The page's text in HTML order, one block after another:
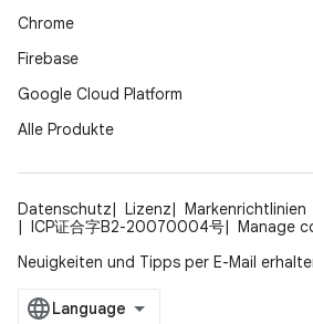
Chrome
Firebase
Google Cloud Platform
Alle Produkte
Datenschutz Lizenz
Markenrichtlinien
ICP证合字B2-20070004号
Manage
Neuigkeiten und Tipps per E-Mail